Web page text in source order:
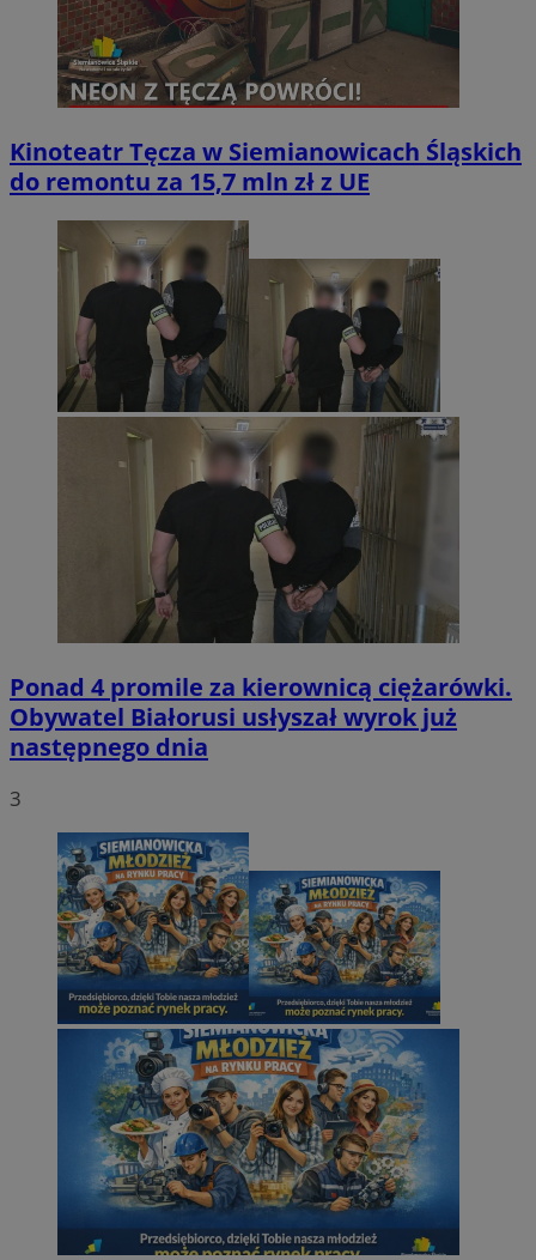
Kinoteatr Tęcza w Siemianowicach Śląskich
do remontu za 15,7 mln zł z UE
Ponad 4 promile za kierownicą ciężarówki.
Obywatel Białorusi usłyszał wyrok już
następnego dnia
3